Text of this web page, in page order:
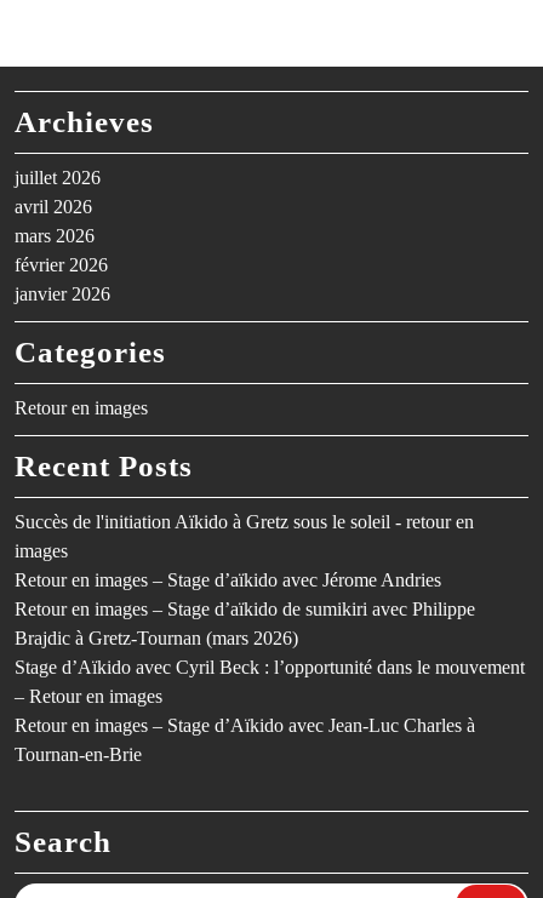
Archieves
juillet 2026
avril 2026
mars 2026
février 2026
janvier 2026
Categories
Retour en images
Recent Posts
Succès de l'initiation Aïkido à Gretz sous le soleil - retour en
images
Retour en images – Stage d’aïkido avec Jérome Andries
Retour en images – Stage d’aïkido de sumikiri avec Philippe
Brajdic à Gretz-Tournan (mars 2026)
Stage d’Aïkido avec Cyril Beck : l’opportunité dans le mouvement
– Retour en images
Retour en images – Stage d’Aïkido avec Jean-Luc Charles à
Tournan-en-Brie
Search